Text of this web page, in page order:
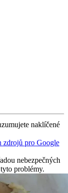
naklíčené
zdrojů pro Google
nebezpečných
problémy.